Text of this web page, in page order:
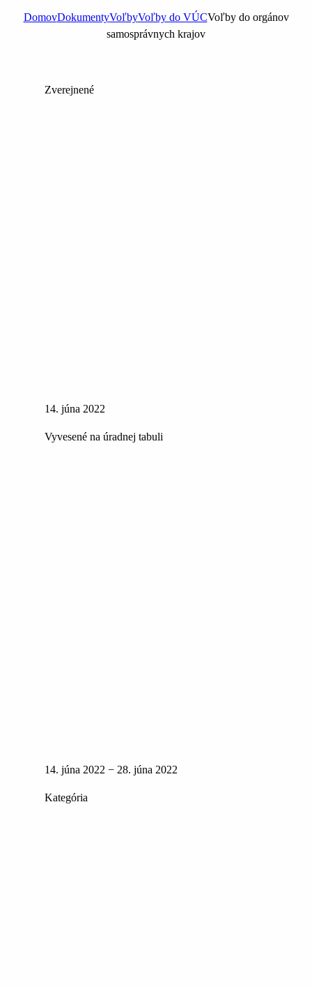
DomovDokumentyVoľbyVoľby do VÚCVoľby do orgánov
samosprávnych krajov
Zverejnené
14. júna 2022
Vyvesené na úradnej tabuli
14. júna 2022 − 28. júna 2022
Kategória